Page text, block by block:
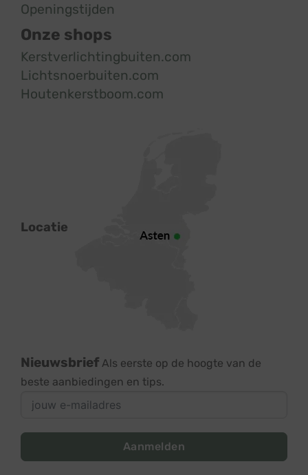
Openingstijden
Onze shops
Kerstverlichtingbuiten.com
Lichtsnoerbuiten.com
Houtenkerstboom.com
Locatie
Nieuwsbrief Als eerste op de hoogte van de
beste aanbiedingen en tips.
Aanmelden